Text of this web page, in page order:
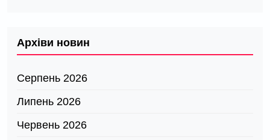
Архіви новин
Серпень 2026
Липень 2026
Червень 2026